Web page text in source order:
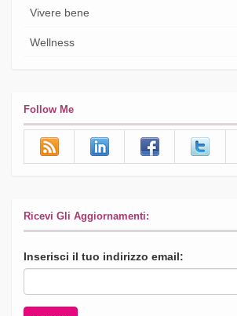
Vivere bene
Wellness
Follow Me
Ricevi Gli Aggiornamenti:
Inserisci il tuo indirizzo email: